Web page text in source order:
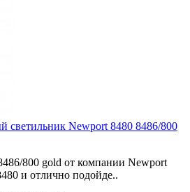
светильник Newport 8480 8486/800
800 gold от компании Newport
и отлично подойде..